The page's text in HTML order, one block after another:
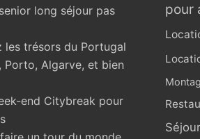
long séjour pas
les trésors du Portugal
Porto, Algarve, et bien
end Citybreak pour
pour